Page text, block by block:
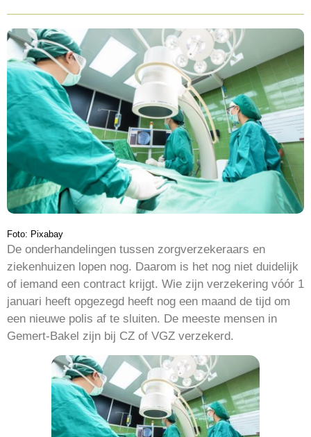
Foto: Pixabay
De onderhandelingen tussen zorgverzekeraars en
ziekenhuizen lopen nog. Daarom is het nog niet duidelijk
of iemand een contract krijgt. Wie zijn verzekering vóór 1
januari heeft opgezegd heeft nog een maand de tijd om
een nieuwe polis af te sluiten. De meeste mensen in
Gemert-Bakel zijn bij CZ of VGZ verzekerd.